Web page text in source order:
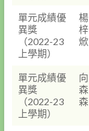
單元成績優
異獎
（2022-23
上學期）
楊
梓
焮
單元成績優
異獎
（2022-23
上學期）
向
森
森